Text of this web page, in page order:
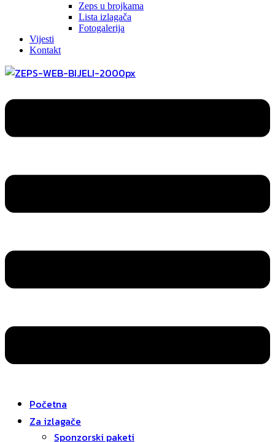
Zeps u brojkama
Lista izlagača
Fotogalerija
Vijesti
Kontakt
Početna
Za izlagače
Sponzorski paketi